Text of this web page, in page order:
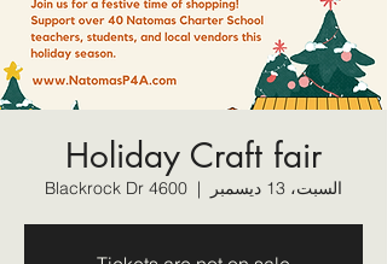
Holiday Craft fair
السبت، 13 ديسمبر
  |
4600 Blackrock Dr